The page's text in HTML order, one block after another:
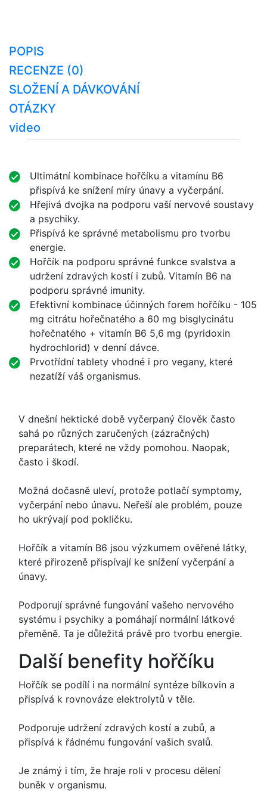
POPIS
RECENZE (0)
SLOŽENÍ A DÁVKOVÁNÍ
OTÁZKY
video
Ultimátní kombinace hořčíku a vitamínu B6
přispívá ke snížení míry únavy a vyčerpání.
Hřejivá dvojka na podporu vaší nervové soustavy
a psychiky.
Přispívá ke správné metabolismu pro tvorbu
energie.
Hořčík na podporu správné funkce svalstva a
udržení zdravých kostí i zubů. Vitamín B6 na
podporu správné imunity.
Efektivní kombinace účinných forem hořčíku - 105
mg citrátu hořečnatého a 60 mg bisglycinátu
hořečnatého + vitamín B6 5,6 mg (pyridoxin
hydrochlorid) v denní dávce.
Prvotřídní tablety vhodné i pro vegany, které
nezatíží váš organismus.
V dnešní hektické době vyčerpaný člověk často
sahá po různých zaručených (zázračných)
preparátech, které ne vždy pomohou. Naopak,
často i škodí.
Možná dočasně uleví, protože potlačí symptomy,
vyčerpání nebo únavu. Neřeší ale problém, pouze
ho ukrývají pod pokličku.
Hořčík a vitamín B6 jsou výzkumem ověřené látky,
které přirozeně přispívají ke snížení vyčerpání a
únavy.
Podporují správné fungování vašeho nervového
systému i psychiky a pomáhají normální látkové
přeměně. Ta je důležitá právě pro tvorbu energie.
Další benefity hořčíku
Hořčík se podílí i na normální syntéze bílkovin a
přispívá k rovnováze elektrolytů v těle.
Podporuje udržení zdravých kostí a zubů, a
přispívá k řádnému fungování vašich svalů.
Je známý i tím, že hraje roli v procesu dělení
buněk v organismu.